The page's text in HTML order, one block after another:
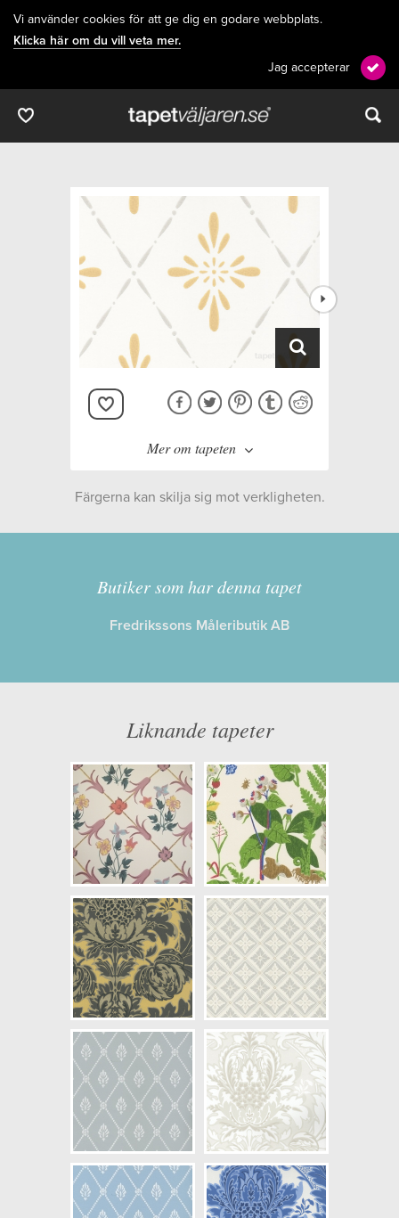
Vi använder cookies för att ge dig en godare webbplats.
Klicka här om du vill veta mer.
Jag accepterar
Mer om tapeten
Kollektion:
Duro 1900
Information
Längd x Bredd: 10,05 x 0,53
Artikelnummer: 392-02
NCS Bottenkulör: S0300-N
Färg: Vitaktig, Gul, Grå
Mönster: Rutig, Blommig
Struktur: Limtryck
Cirkapris: 935,00 kr
(Kontakta din färghandlare för
exakt pris.)
Färgerna kan skilja sig mot verkligheten.
Butiker som har denna tapet
Fredrikssons Måleributik AB
Liknande tapeter